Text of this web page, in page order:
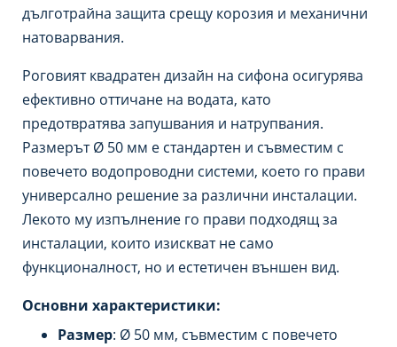
дълготрайна защита срещу корозия и механични
натоварвания.
Роговият квадратен дизайн на сифона осигурява
ефективно оттичане на водата, като
предотвратява запушвания и натрупвания.
Размерът Ø 50 мм е стандартен и съвместим с
повечето водопроводни системи, което го прави
универсално решение за различни инсталации.
Лекото му изпълнение го прави подходящ за
инсталации, които изискват не само
функционалност, но и естетичен външен вид.
Основни характеристики:
Размер: Ø 50 мм, съвместим с повечето